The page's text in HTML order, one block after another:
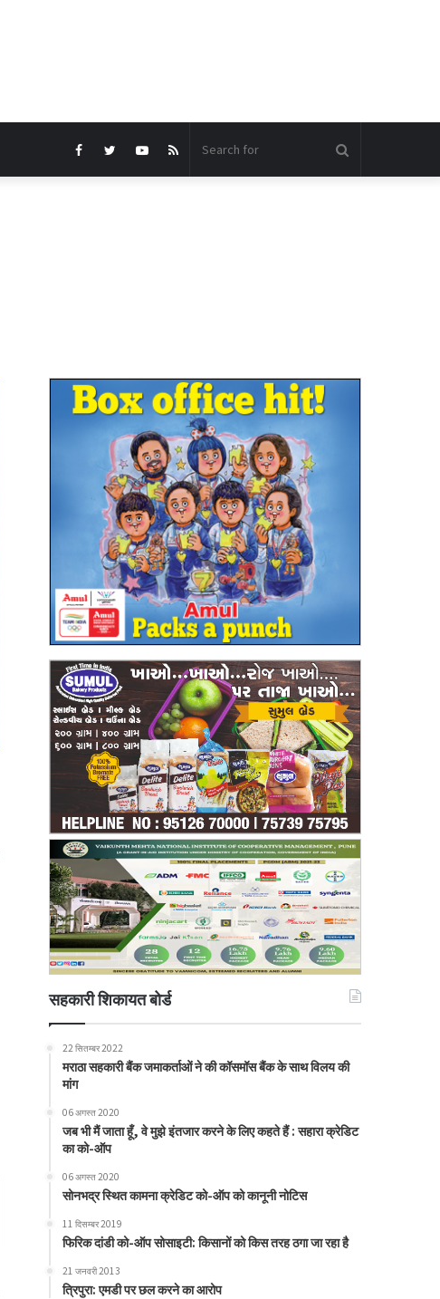
RSS
YouTube
Twitter
Facebook
सहकारी शिकायत बोर्ड
22 सितम्बर 2022
मराठा सहकारी बैंक जमाकर्ताओं ने की कॉसमॉस बैंक के साथ विलय की
मांग
06 अगस्त 2020
जब भी मैं जाता हूँ, वे मुझे इंतजार करने के लिए कहते हैं : सहारा क्रेडिट
का को-ऑप
06 अगस्त 2020
सोनभद्र स्थित कामना क्रेडिट को-ऑप को कानूनी नोटिस
11 दिसम्बर 2019
फिरिक दांडी को-ऑप सोसाइटी: किसानों को किस तरह ठगा जा रहा है
21 जनवरी 2013
त्रिपुरा: एमडी पर छल करने का आरोप